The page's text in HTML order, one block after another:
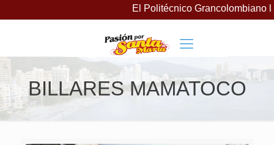
El Politécnico Grancolombiano
BILLARES MAMATOCO